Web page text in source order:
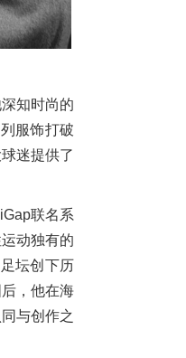
知时尚的
服饰打破
迷提供了
联名系
动独有的
坛创下历
，他在海
与创作之